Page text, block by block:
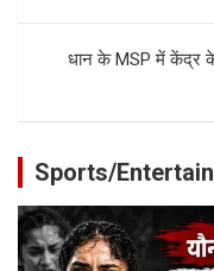
धान के MSP में केंद्र के
Sports/